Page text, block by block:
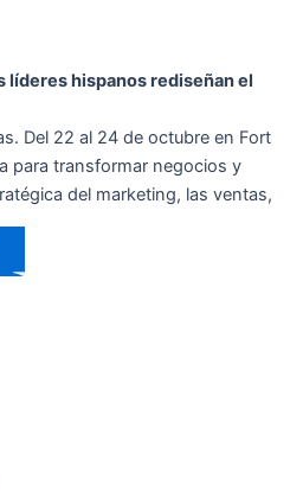
líderes hispanos rediseñan el
Del 22 al 24 de octubre en Fort
para transformar negocios y
del marketing, las ventas,